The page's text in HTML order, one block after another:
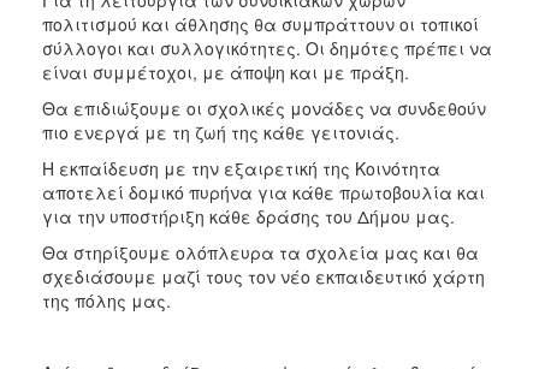
πολιτισμού και άθλησης θα συμπράττουν οι τοπικοί
σύλλογοι και συλλογικότητες. Οι δημότες πρέπει να
είναι συμμέτοχοι, με άποψη και με πράξη.
Θα επιδιώξουμε οι σχολικές μονάδες να συνδεθούν
πιο ενεργά με τη ζωή της κάθε γειτονιάς.
Η εκπαίδευση με την εξαιρετική της Κοινότητα
αποτελεί δομικό πυρήνα για κάθε πρωτοβουλία και
για την υποστήριξη κάθε δράσης του Δήμου μας.
Θα στηρίξουμε ολόπλευρα τα σχολεία μας και θα
σχεδιάσουμε μαζί τους τον νέο εκπαιδευτικό χάρτη
της πόλης μας.